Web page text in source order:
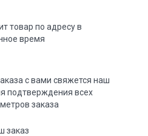
товар по адресу в
время
с вами свяжется наш
подтверждения всех
заказа
заказ